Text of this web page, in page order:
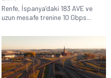
Renfe, İspanya’daki 183 AVE ve
uzun mesafe trenine 10 Gbps...